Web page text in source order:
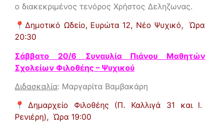
ο διακεκριμένος τενόρος Χρήστος Δεληζωνας.
📍Δημοτικό Ωδείο, Ευρώτα 12, Νέο Ψυχικό,Ώρα
20:30
Σάββατο 20/6 Συναυλία Πιάνου Μαθητών
Σχολείων Φιλοθέης – Ψυχικού
Διδασκαλία: Μαργαρίτα Βαμβακάρη
📍 Δημαρχείο Φιλοθέης (Π. Καλλιγά 31 και Ι.
Ρενιέρη),Ώρα 19:00